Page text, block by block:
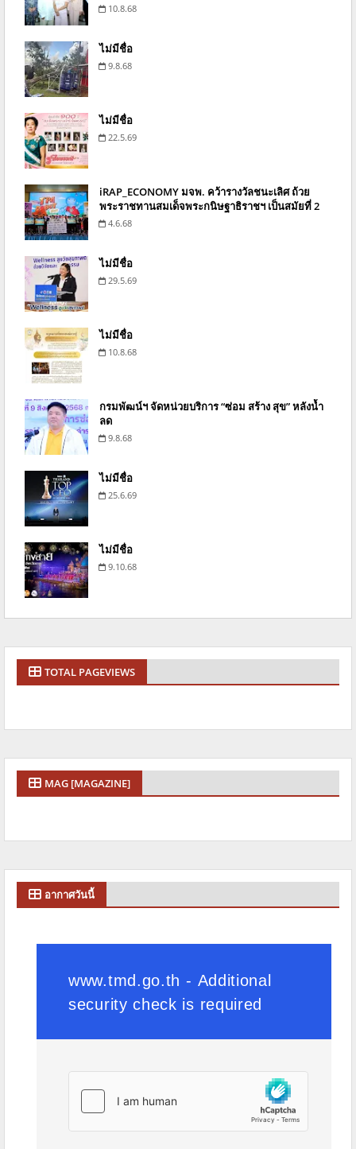
10.8.68
ไม่มีชื่อ
9.8.68
ไม่มีชื่อ
22.5.69
iRAP_ECONOMY มจพ. คว้ารางวัลชนะเลิศ ถ้วย
พระราชทานสมเด็จพระกนิษฐาธิราชฯ เป็นสมัยที่ 2
4.6.68
ไม่มีชื่อ
29.5.69
ไม่มีชื่อ
10.8.68
กรมพัฒน์ฯ จัดหน่วยบริการ “ซ่อม สร้าง สุข” หลังน้ำ
ลด
9.8.68
ไม่มีชื่อ
25.6.69
ไม่มีชื่อ
9.10.68
TOTAL PAGEVIEWS
MAG [MAGAZINE]
อากาศวันนี้